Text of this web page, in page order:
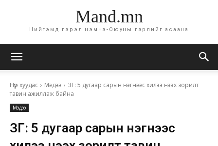
Mand.mn
Нийгэмд гэрэл нэмнэ-Оюуны гэрлийг асаана
Нүүр хуудас Мэдээ
ЗГ: 5 дугаар сарын нэгнээс хилээ нээх зорилт
тавин ажиллаж байна
Мэдээ
ЗГ: 5 дугаар сарын нэгнээс